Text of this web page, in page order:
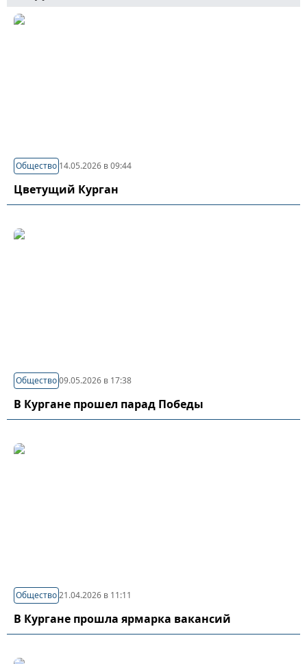
Общество 14.05.2026 в 09:44
Цветущий Курган
Общество09.05.2026 в 17:38
В Кургане прошел парад Победы
Общество21.04.2026 в 11:11
В Кургане прошла ярмарка вакансий